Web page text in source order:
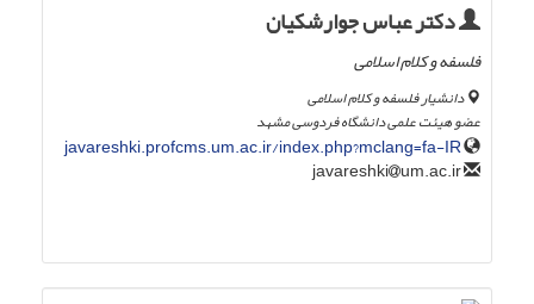
دکتر عباس جوارشکیان
فلسفه و کلام اسلامی
دانشیار فلسفه و کلام اسلامی
عضو هیئت علمی دانشگاه فردوسی مشهد
javareshki.profcms.um.ac.ir/index.php?mclang=fa-IR
um.ac.ir